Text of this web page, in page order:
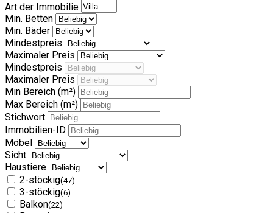
Art der Immobilie
Min. Betten
Min. Bäder
Mindestpreis
Maximaler Preis
Mindestpreis
Maximaler Preis
Min Bereich (m²)
Max Bereich (m²)
Stichwort
Immobilien-ID
Möbel
Sicht
Haustiere
2-stöckig(47)
3-stöckig(6)
Balkon(22)